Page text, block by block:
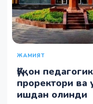
ЖАМИЯТ
Қўқон
проректори ва
ишдан олинди